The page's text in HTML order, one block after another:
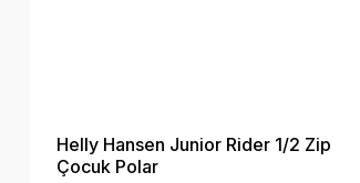
Helly Hansen Junior Rider 1/2 Zip
Çocuk Polar